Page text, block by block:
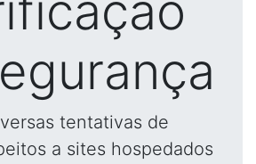
tentativas de
a sites hospedados